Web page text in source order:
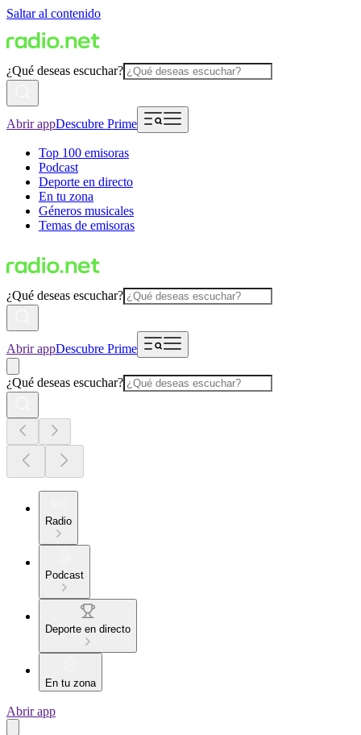
Saltar al contenido
¿Qué deseas escuchar?
Abrir appDescubre Prime
Top 100 emisoras
Podcast
Deporte en directo
En tu zona
Géneros musicales
Temas de emisoras
¿Qué deseas escuchar?
Abrir appDescubre Prime
¿Qué deseas escuchar?
Radio
Podcast
Deporte en directo
En tu zona
Abrir app